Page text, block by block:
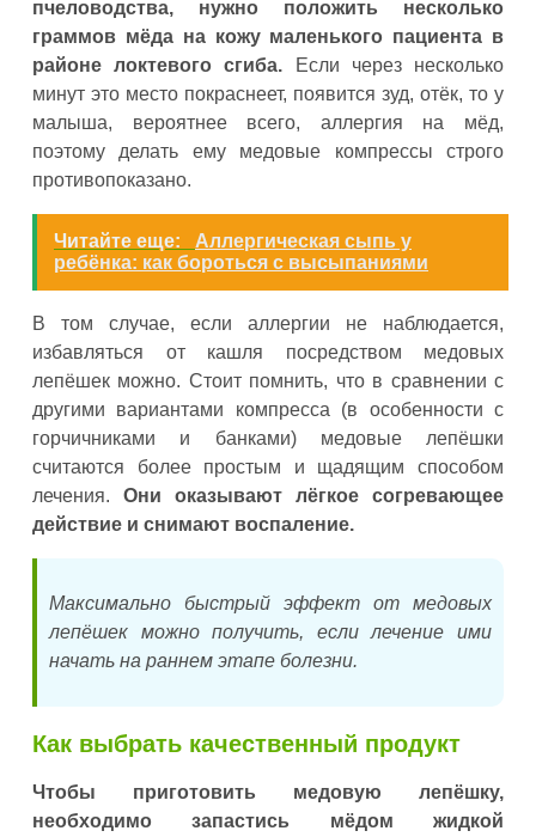
пчеловодства, нужно положить несколько
граммов мёда на кожу маленького пациента в
районе локтевого сгиба. Если через несколько
минут это место покраснеет, появится зуд, отёк, то у
малыша, вероятнее всего, аллергия на мёд,
поэтому делать ему медовые компрессы строго
противопоказано.
Читайте еще:
Аллергическая сыпь у
ребёнка: как бороться с высыпаниями
В том случае, если аллергии не наблюдается,
избавляться от кашля посредством медовых
лепёшек можно. Стоит помнить, что в сравнении с
другими вариантами компресса (в особенности с
горчичниками и банками) медовые лепёшки
считаются более простым и щадящим способом
лечения. Они оказывают лёгкое согревающее
действие и снимают воспаление.
Максимально быстрый эффект от медовых
лепёшек можно получить, если лечение ими
начать на раннем этапе болезни.
Как выбрать качественный продукт
Чтобы приготовить медовую лепёшку,
необходимо запастись мёдом жидкой